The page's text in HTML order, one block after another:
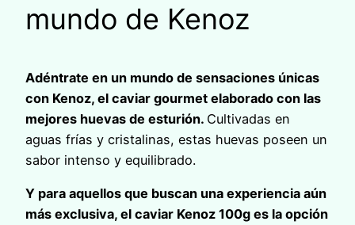
mundo de Kenoz
Adéntrate en un mundo de sensaciones únicas
con Kenoz, el caviar gourmet elaborado con las
mejores huevas de esturión. Cultivadas en
aguas frías y cristalinas, estas huevas poseen un
sabor intenso y equilibrado.
Y para aquellos que buscan una experiencia aún
más exclusiva, el caviar Kenoz 100g es la opción